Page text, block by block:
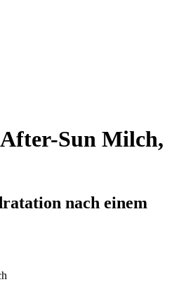
After-Sun Milch,
nach einem